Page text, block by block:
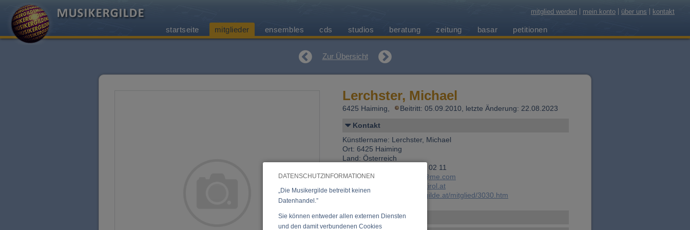
DATENSCHUTZINFORMATIONEN
„Die Musikergilde betreibt keinen
Datenhandel.”
Sie können entweder allen externen Diensten
und den damit verbundenen Cookies
mitglied werden mein konto über uns kontakt
startseite mitglieder ensembles cds studios beratung zeitung basar petitionen
Zur Übersicht
Lerchster, Michael
6425 Haiming, Beitritt: 05.09.2010, letzte Änderung: 22.08.2023
Kontakt
Künstlername: Lerchster, Michael
Ort: 6425 Haiming
Land: Österreich
Telefon 1: +43 (0)664 529 02 11
E-Mail:michael.lerchster@me.com
www.tanzorchester-tirol.at
Link:https://www.musikergilde.at/mitglied/3030.htm
Personen-Details